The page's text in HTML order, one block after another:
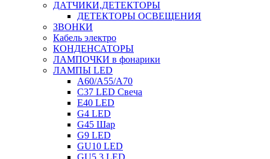
ДАТЧИКИ,ДЕТЕКТОРЫ
ДЕТЕКТОРЫ ОСВЕЩЕНИЯ
ЗВОНКИ
Кабель электро
КОНДЕНСАТОРЫ
ЛАМПОЧКИ в фонарики
ЛАМПЫ LED
A60/A55/A70
C37 LED Свеча
E40 LED
G4 LED
G45 Шар
G9 LED
GU10 LED
GU5.3 LED